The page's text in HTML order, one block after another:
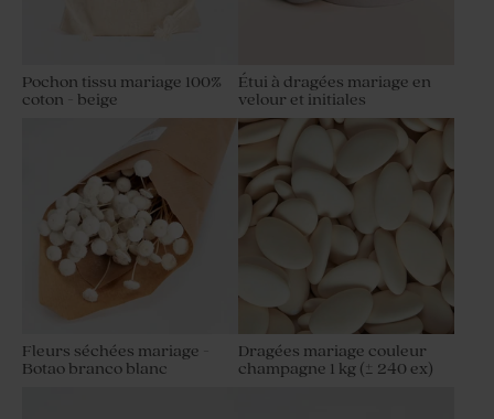
Pochon tissu mariage 100%
coton - beige
Étui à dragées mariage en
velour et initiales
Fleurs séchées mariage -
Botao branco blanc
Dragées mariage couleur
champagne 1 kg (± 240 ex)